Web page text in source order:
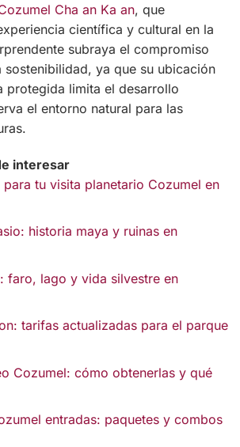
Cha an Ka an, que
científica y cultural en la
subraya el compromiso
sostenibilidad, ya que su ubicación
protegida limita el desarrollo
el entorno natural para las
interesar
para tu visita planetario Cozumel en
historia maya y ruinas en
faro, lago y vida silvestre en
tarifas actualizadas para el parque
Cozumel: cómo obtenerlas y qué
entradas: paquetes y combos